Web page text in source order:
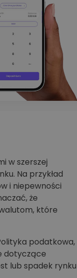
w szerszej
Na przykład
i niepewności
że
które
podatkowa,
dotyczące
lub spadek rynku